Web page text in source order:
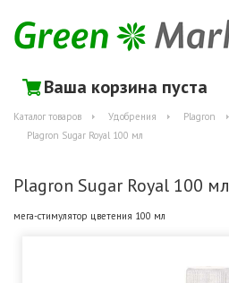
Ваша корзина пуста
Каталог товаров Удобрения Plagron
Plagron Sugar Royal 100 мл
Plagron Sugar Royal 100 мл
мега-стимулятор цветения 100 мл